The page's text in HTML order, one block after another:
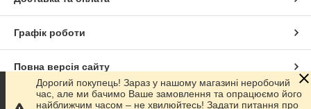
Графік роботи
Повна версія сайту
Сайт створено на маркетплейсіProm.ua
Дорогий покупець! Зараз у нашому магазині неробочий
час, але ми бачимо Ваше замовлення та опрацюємо його
найближчим часом – не хвилюйтесь! Задати питання про